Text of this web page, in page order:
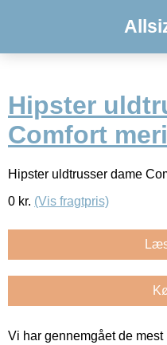
Hipster
Comfort
Hipster uldtrusser dame
0 kr. (Vis fragtpris)
Vi har gennemgået de